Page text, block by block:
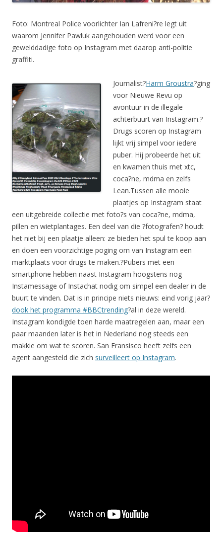
Foto: Montreal Police voorlichter Ian Lafreni?re legt uit
waarom Jennifer Pawluk aangehouden werd voor een
gewelddadige foto op Instagram met daarop anti-politie
graffiti.
Journalist?Harm Groustra?ging
voor Nieuwe Revu op
avontuur in de illegale
achterbuurt van Instagram.?
Drugs scoren op Instagram
lijkt vrij simpel voor iedere
puber. Hij probeerde het uit
en kwamen thuis met xtc,
coca?ne, mdma en zelfs
Lean.Tussen alle mooie
plaatjes op Instagram staat
een uitgebreide collectie met foto?s van coca?ne, mdma,
pillen en wietplantages. Een deel van die ?fotografen? houdt
het niet bij een plaatje alleen: ze bieden het spul te koop aan
en doen een voorzichtige poging om van Instagram een
marktplaats voor drugs te maken.?Pubers met een
smartphone hebben naast Instagram hoogstens nog
Instamessage of Instachat nodig om simpel een dealer in de
buurt te vinden. Dat is in principe niets nieuws: eind vorig jaar?
dook het programma #BBCtrending?al in deze wereld.
Instagram kondigde toen harde maatregelen aan, maar een
paar maanden later is het in Nederland nog steeds een
makkie om wat te scoren. San Fransisco heeft zelfs een
agent aangesteld die zich surveilleert op Instagram.